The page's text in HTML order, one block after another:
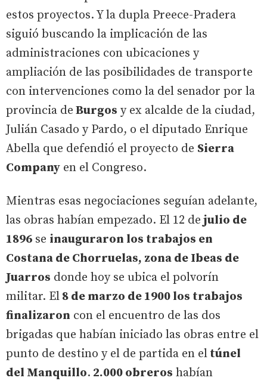
estos proyectos. Y la dupla Preece-Pradera
siguió buscando la implicación de las
administraciones con ubicaciones y
ampliación de las posibilidades de transporte
con intervenciones como la del senador por la
provincia de Burgos y ex alcalde de la ciudad,
Julián Casado y Pardo, o el diputado Enrique
Abella que defendió el proyecto de Sierra
Company en el Congreso.
Mientras esas negociaciones seguían adelante,
las obras habían empezado. El 12 de julio de
1896 se inauguraron los trabajos en
Costana de Chorruelas, zona de Ibeas de
Juarros donde hoy se ubica el polvorín
militar. El 8 de marzo de 1900 los trabajos
finalizaron con el encuentro de las dos
brigadas que habían iniciado las obras entre el
punto de destino y el de partida en el túnel
del Manquillo. 2.000 obreros habían